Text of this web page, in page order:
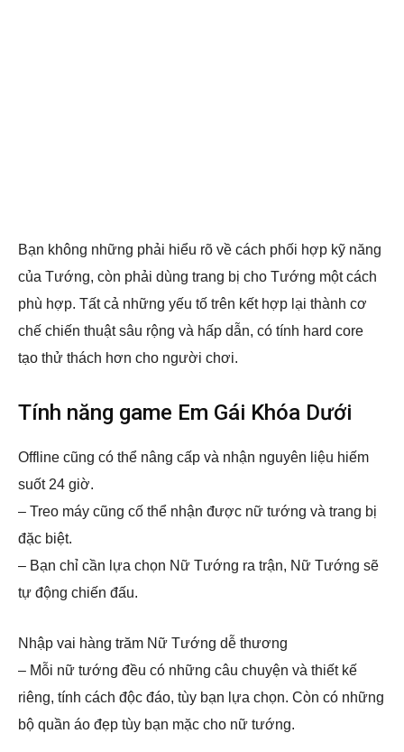
Bạn không những phải hiểu rõ về cách phối hợp kỹ năng
của Tướng, còn phải dùng trang bị cho Tướng một cách
phù hợp. Tất cả những yếu tố trên kết hợp lại thành cơ
chế chiến thuật sâu rộng và hấp dẫn, có tính hard core
tạo thử thách hơn cho người chơi.
Tính năng game Em Gái Khóa Dưới
Offline cũng có thể nâng cấp và nhận nguyên liệu hiếm
suốt 24 giờ.
– Treo máy cũng cố thể nhận được nữ tướng và trang bị
đặc biệt.
– Bạn chỉ cần lựa chọn Nữ Tướng ra trận, Nữ Tướng sẽ
tự động chiến đấu.
Nhập vai hàng trăm Nữ Tướng dễ thương
– Mỗi nữ tướng đều có những câu chuyện và thiết kế
riêng, tính cách độc đáo, tùy bạn lựa chọn. Còn có những
bộ quần áo đẹp tùy bạn mặc cho nữ tướng.